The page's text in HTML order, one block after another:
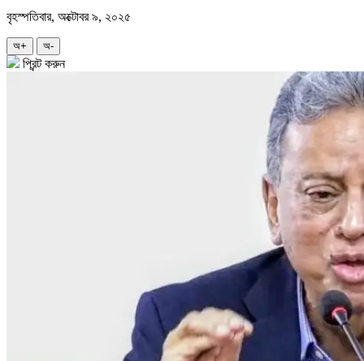
বৃহস্পতিবার, অক্টোবর ৯, ২০২৫
অ+ অ-
প্রিন্ট করুন